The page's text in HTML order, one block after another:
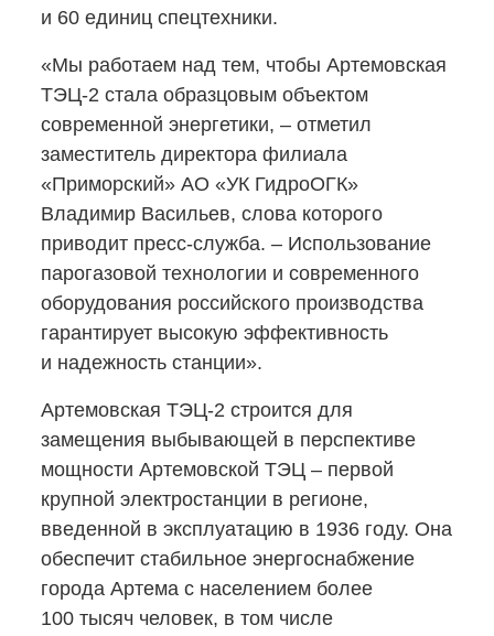
и 60 единиц спецтехники.
«Мы работаем над тем, чтобы Артемовская
ТЭЦ-2 стала образцовым объектом
современной энергетики, – отметил
заместитель директора филиала
«Приморский» АО «УК ГидроОГК»
Владимир Васильев, слова которого
приводит пресс-служба. – Использование
парогазовой технологии и современного
оборудования российского производства
гарантирует высокую эффективность
и надежность станции».
Артемовская ТЭЦ-2 строится для
замещения выбывающей в перспективе
мощности Артемовской ТЭЦ – первой
крупной электростанции в регионе,
введенной в эксплуатацию в 1936 году. Она
обеспечит стабильное энергоснабжение
города Артема с населением более
100 тысяч человек, в том числе